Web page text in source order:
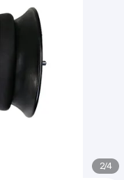
2/4